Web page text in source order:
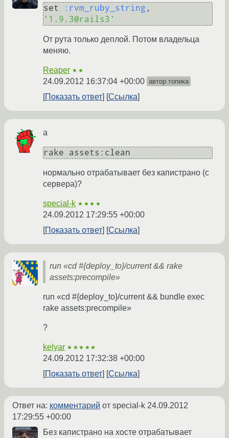
set :rvm_ruby_string
'1.9.3@rails3'
От рута только деплой. Потом владельца
меняю.
Reaper ★★
24.09.2012 16:37:04 +00:00 автор топика
Показать ответ Ссылка
а
rake assets:clean
нормально отрабатывает без капистрано (с
сервера)?
special-k ★★★★
24.09.2012 17:29:55 +00:00
Показать ответ
Ссылка
run «cd #{deploy_to}/current && rake
assets:precompile»
run «cd #{deploy_to}/current && bundle exec
rake assets:precompile»
?
kelyar ★★★★★
24.09.2012 17:32:38 +00:00
Показать ответ
Ссылка
Ответ на: комментарий от special-k 24.09.2012
17:29:55 +00:00
Без капистрано на хосте отрабатывает